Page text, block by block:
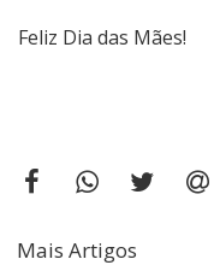
Feliz Dia das Mães!
Mais Artigos